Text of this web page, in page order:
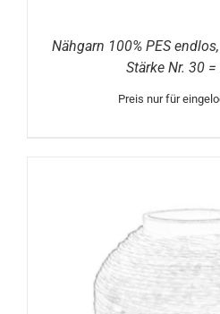
Nähgarn 100% PES
Stärke Nr. 30
Preis nur für